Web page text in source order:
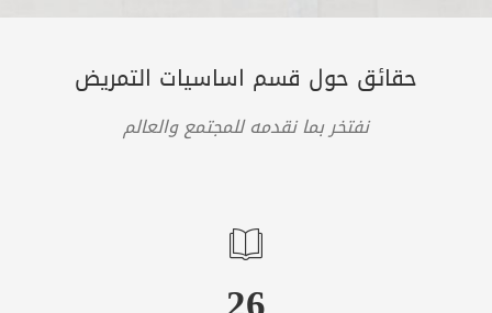
حقائق حول قسم اساسيات التمريض
نفتخر بما نقدمه للمجتمع والعالم